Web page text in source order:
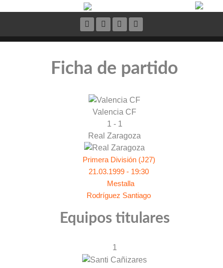
Ficha de partido
Valencia CF
1 - 1
Real Zaragoza
Primera División (J27)
21.03.1999 - 19:30
Mestalla
Rodríguez Santiago
Equipos titulares
1